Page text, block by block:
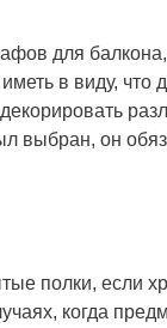
для
в виду, что
выбран, он
полки, если
когда